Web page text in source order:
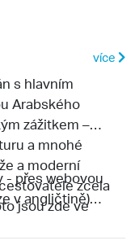
více
s hlavním
Arabského
zážitkem –
a mnohé
a moderní
zcela
jsou zde ve
prvky, které
- přes webovou
v angličtině)